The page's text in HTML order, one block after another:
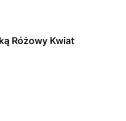
Różowy Kwiat